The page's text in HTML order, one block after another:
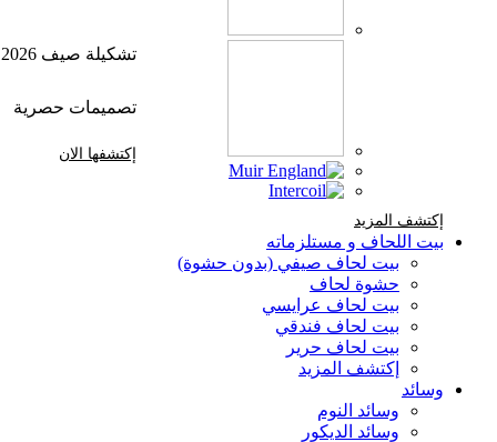
إكتشف المزيد
تشكيلة صيف 2026
تصميمات حصرية
إكتشفها الان
بيت اللحاف و مستلزماته
بيت لحاف صيفي (بدون حشوة)
حشوة لحاف
بيت لحاف عرايسي
بيت لحاف فندقي
بيت لحاف حرير
إكتشف المزيد
وسائد
وسائد النوم
وسائد الديكور